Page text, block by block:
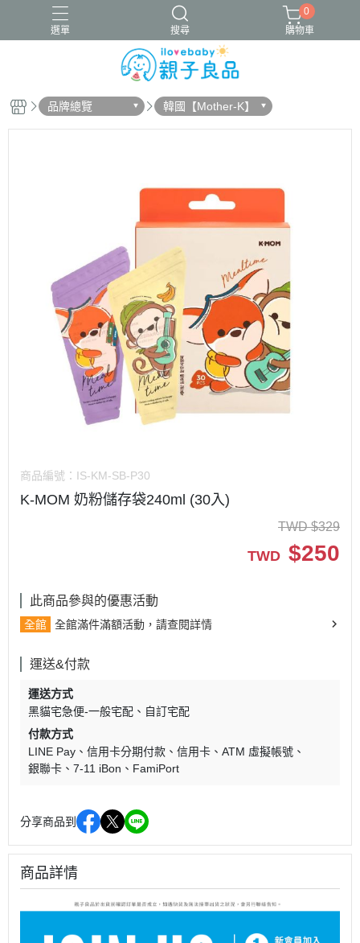
選單 搜尋
16吋腳踏車 ergobaby配件 寬口奶瓶
成長包巾卡片禮盒
0
購物車
品牌總覽 韓國【Mother-K】
商品編號： IS-KM-SB-P30
K-MOM 奶粉儲存袋240ml (30入)
TWD $329
TWD $250
此商品參與的優惠活動
全館 全館滿件滿額活動，請查閱詳情
運送&付款
運送方式
黑貓宅急便-一般宅配
自訂宅配
付款方式
LINE Pay
信用卡分期付款 信用卡
ATM 虛擬帳號
銀聯卡
7-11 iBon FamiPort
分享商品到
商品詳情